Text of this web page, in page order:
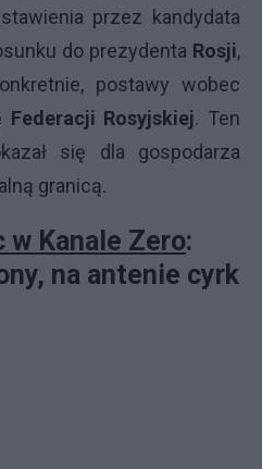
przez kandydata
do prezydenta Rosji,
postawy wobec
Federacji Rosyjskiej. Ten
się dla gospodarza
granicą.
w Kanale Zero:
na antenie cyrk